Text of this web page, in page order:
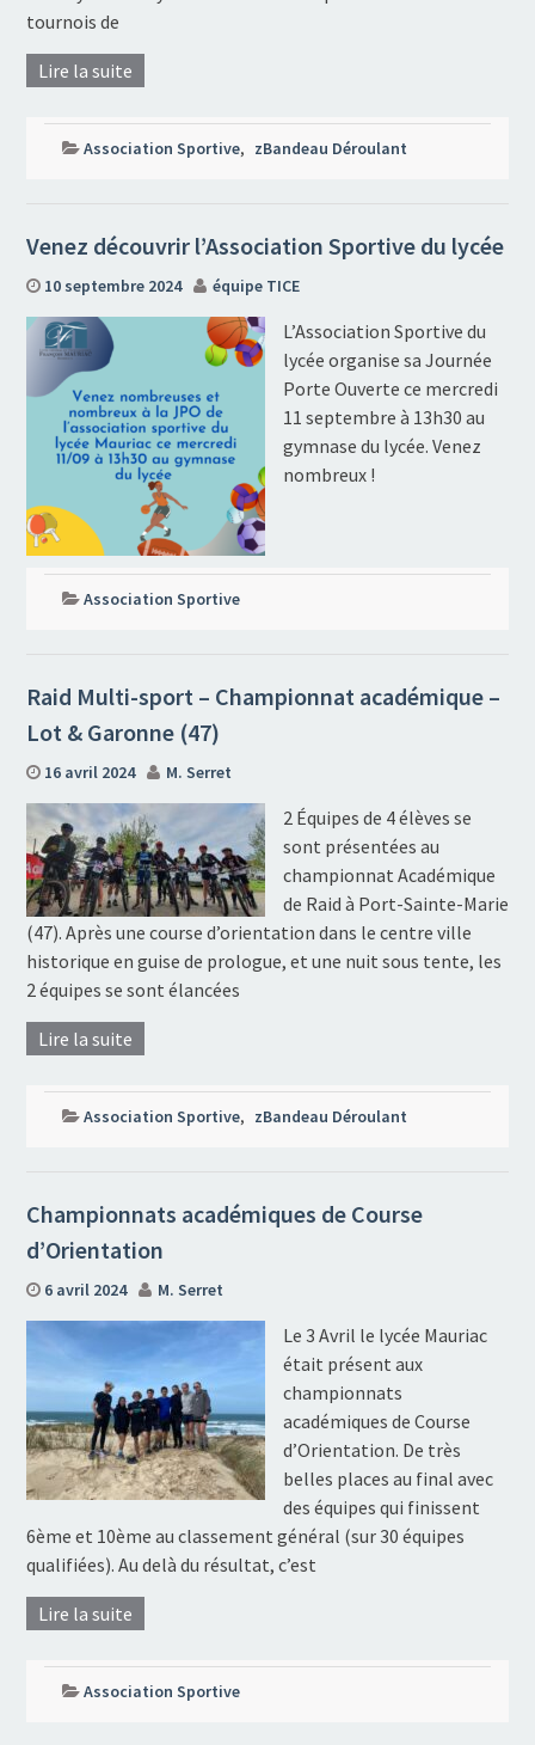
tournois de
Lire la suite
Association Sportive, zBandeau Déroulant
Venez découvrir l’Association Sportive du lycée
10 septembre 2024 équipe TICE
L’Association Sportive du
lycée organise sa Journée
Porte Ouverte ce mercredi
11 septembre à 13h30 au
gymnase du lycée. Venez
nombreux !
Association Sportive
Raid Multi-sport – Championnat académique –
Lot & Garonne (47)
16 avril 2024 M. Serret
2 Équipes de 4 élèves se
sont présentées au
championnat Académique
de Raid à Port-Sainte-Marie
(47). Après une course d’orientation dans le centre ville
historique en guise de prologue, et une nuit sous tente, les
2 équipes se sont élancées
Lire la suite
Association Sportive, zBandeau Déroulant
Championnats académiques de Course
d’Orientation
6 avril 2024 M. Serret
Le 3 Avril le lycée Mauriac
était présent aux
championnats
académiques de Course
d’Orientation. De très
belles places au final avec
des équipes qui finissent
6ème et 10ème au classement général (sur 30 équipes
qualifiées). Au delà du résultat, c’est
Lire la suite
Association Sportive